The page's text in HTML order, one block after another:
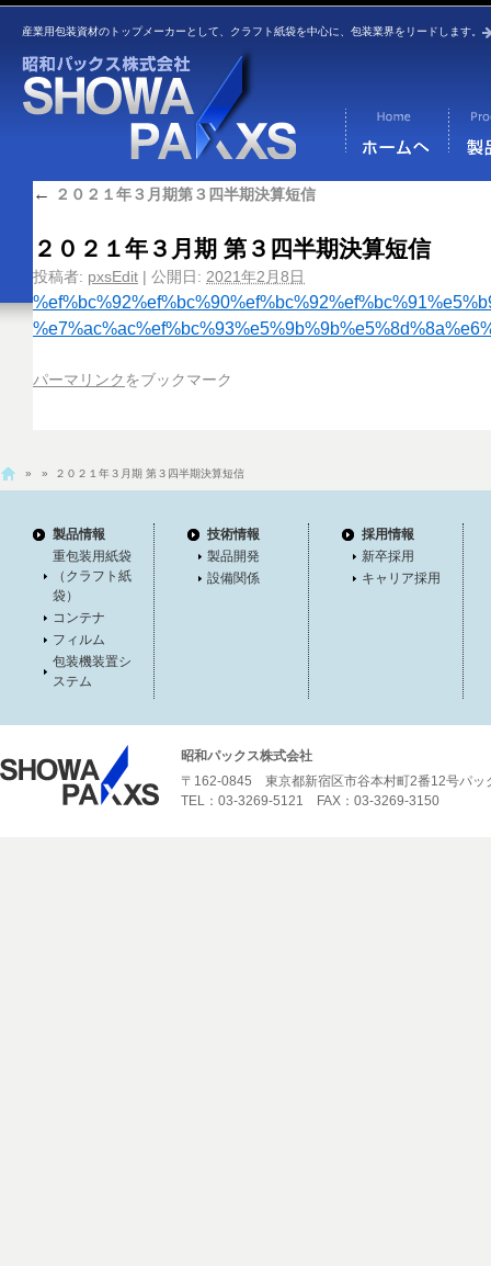
産業用包装資材のトップメーカーとして、クラフト紙袋を中心に、包装業界をリードします。
← ２０２１年３月期第３四半期決算短信
２０２１年３月期 第３四半期決算短信
投稿者: pxsEdit | 公開日: 2021年2月8日
パーマリンク をブックマーク
» » ２０２１年３月期 第３四半期決算短信
製品情報
重包装用紙袋
（クラフト紙
袋）
コンテナ
フィルム
包装機装置シ
ステム
技術情報
製品開発
設備関係
採用情報
新卒採用
キャリア採用
昭和パックス株式会社
〒162-0845 東京都新宿区市谷本村町2番12号パッ
TEL：03-3269-5121 FAX：03-3269-3150